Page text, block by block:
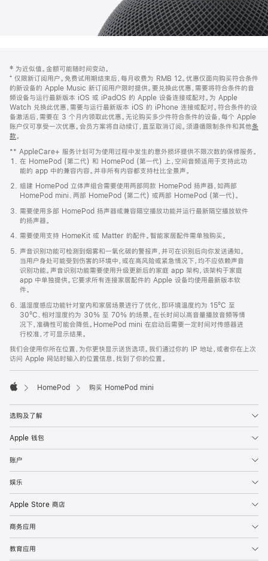
页
页
脚
注
‡ 为近似值。金额可能随时间变动。
⁺ 仅限新订阅用户。免费试用期结束后，每月收费为 RMB 12。优惠仅面向购买符合条件
的新设备的 Apple Music 新订阅用户限时提供。要兑换此优惠，需要将符合条件的音
频设备与运行最新版本 iOS 或 iPadOS 的 Apple 设备连接或配对。为 Apple
Watch 兑换此优惠，需要与运行最新版本 iOS 的 iPhone 连接或配对。符合条件的设
备激活后，需要在 3 个月内领取此优惠。无论购买多少件符合条件的设备，每个 Apple
账户仅可享受一次优惠。会员方案将自动续订，直至取消订阅。须遵循限制条件和其他条
款。
窗
口
中
打
开)
** AppleCare+ 服务计划可为使用过程中发生的意外损坏提供不限次数的保修服务。
在 HomePod (第二代) 和 HomePod (第一代) 上，空间音频适用于支持此功
能的 app 中的兼容内容。并非所有内容都支持杜比全景声。
组建 HomePod 立体声组合需要使用两部同款 HomePod 扬声器，如两部
HomePod mini、两部 HomePod (第二代) 或两部 HomePod (第一代)。
需要使用多部 HomePod 扬声器或兼容隔空播放功能并运行最新隔空播放软件
的扬声器。
需要使用支持 HomeKit 或 Matter 的配件。智能家居配件需单独购买。
声音识别功能可检测到烟雾和一氧化碳的警报声，并可在识别后向你发送通知。
当用户身处可能受到伤害的环境中，或在高风险或紧急情况下，均不应依赖声音
识别功能。声音识别功能需要使用升级更新后的家庭 app 架构，该架构于家庭
app 中单独提供。它要求所有连接家居配件的 Apple 设备均使用最新版本软
件。
温湿度感应功能针对室内和家居场景进行了优化，即环境温度约为 15ºC 至
30ºC、相对湿度约为 30% 至 70% 的场景。在长时间以高音量播放音频等情
况下，准确性可能会降低。HomePod mini 在启动后需要一定时间对传感器进
行校准，才可显示结果。
我们会使用你所在位置，为你更快显示送货选项。我们通过你的 IP 地址，或者你在上次
访问 Apple 网站时输入的位置信息，找到了你的位置。
HomePod 购买 HomePod mini
选购及了解
Apple 钱包
账户
娱乐
Apple Store 商店
商务应用
教育应用